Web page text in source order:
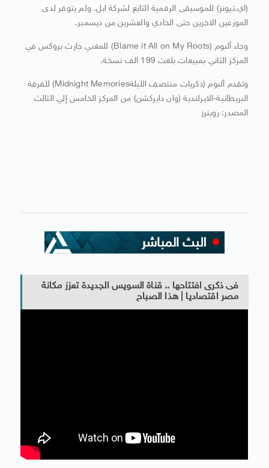
(اي.تيونز) للموسيقى الرقمية التابع لشركة ابل. ولم يتوفر لدى
الموزعين الاخرين حتى الحادي والعشرين من ديسمبر.
وجاء ألبوم (‭Blame it All on My Roots‬) للمغني جارث بروكس في
المركز الثاني بمبيعات بلغت 199 الف نسخة.
وتقدم ألبوم (ذكريات منتصف الليلةMidnight Memories) للفرقة
البريطانية-الايرلندية (وان دايركشن) من المركز الخامس إلي الثالث
المصدر: رويترز
فى ذكرى افتتاحها .. قناة السويس الجديدة تعزز مكانة
مصر اقتصاديا | هذا الصباح